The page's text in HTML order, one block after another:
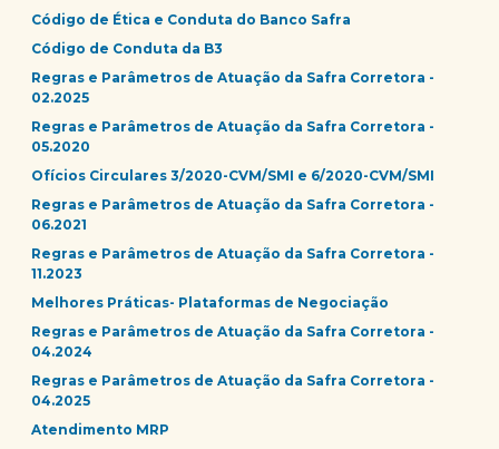
Código de Ética e Conduta do Banco Safra
Código de Conduta da B3
Regras e Parâmetros de Atuação da Safra Corretora -
02.2025
Regras e Parâmetros de Atuação da Safra Corretora -
05.2020
Ofícios Circulares 3/2020-CVM/SMI e 6/2020-CVM/SMI
Regras e Parâmetros de Atuação da Safra Corretora -
06.2021
Regras e Parâmetros de Atuação da Safra Corretora -
11.2023
Melhores Práticas- Plataformas de Negociação
Regras e Parâmetros de Atuação da Safra Corretora -
04.2024
Regras e Parâmetros de Atuação da Safra Corretora -
04.2025
Atendimento MRP